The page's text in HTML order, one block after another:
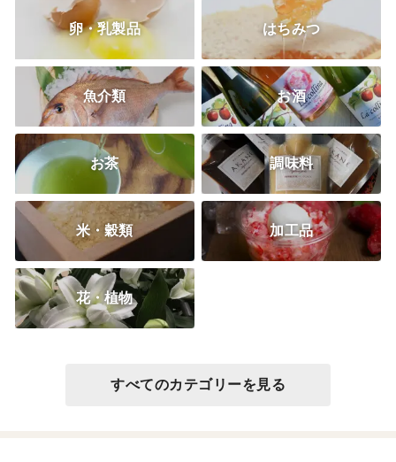
卵・乳製品 はちみつ
魚介類 お酒
お茶 調味料
米・穀類 加工品
花・植物
すべてのカテゴリーを見る